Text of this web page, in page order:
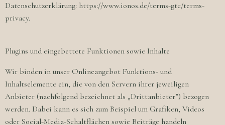
Datenschutzerklärung: https://www.ionos.de/terms-gtc/terms-
privacy.
Plugins und eingebettete Funktionen sowie Inhalte
Wir binden in unser Onlineangebot Funktions- und
Inhaltselemente ein, die von den Servern ihrer jeweiligen
Anbieter (nachfolgend bezeichnet als „Drittanbieter”) bezogen
werden. Dabei kann es sich zum Beispiel um Grafiken, Videos
oder Social-Media-Schaltflächen sowie Beiträge handeln